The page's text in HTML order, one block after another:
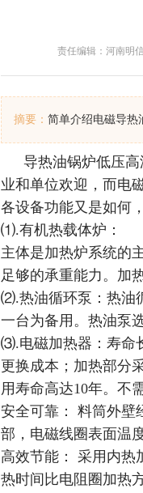
责任编辑：河南明
摘要： 简单介绍电磁导热
导热油锅炉低压
业和单位欢迎，而电
各设备功能又是如何
⑴.有机热载体炉：
主体是加热炉系统的
足够的承重能力。加
⑵.热油循环泵：热油
一台为备用。热油泵
⑶.电磁加热器：寿命
更换成本；加热部分
用寿命高达10年。不
安全可靠： 料筒外壁
部，电磁线圈表面温
高效节能： 采用内热
热时间比电阻圈加热